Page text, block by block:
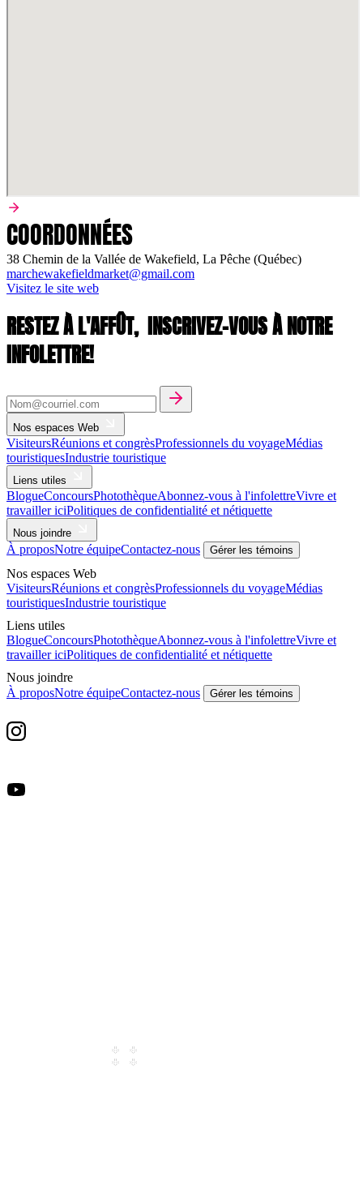
COORDONNÉES
38 Chemin de la Vallée de Wakefield, La Pêche (Québec)
marchewakefieldmarket@gmail.com
Visitez le site web
RESTEZ À L'AFFÛT, INSCRIVEZ-VOUS À NOTRE
INFOLETTRE!
Nos espaces Web
VisiteursRéunions et congrèsProfessionnels du voyageMédias
touristiquesIndustrie touristique
Liens utiles
BlogueConcoursPhotothèqueAbonnez-vous à l'infolettreVivre et
travailler iciPolitiques de confidentialité et nétiquette
Nous joindre
À proposNotre équipeContactez-nous Gérer les témoins
Nos espaces Web
VisiteursRéunions et congrèsProfessionnels du voyageMédias
touristiquesIndustrie touristique
Liens utiles
BlogueConcoursPhotothèqueAbonnez-vous à l'infolettreVivre et
travailler iciPolitiques de confidentialité et nétiquette
Nous joindre
À proposNotre équipeContactez-nous Gérer les témoins